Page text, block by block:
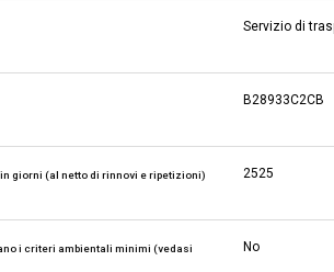
Servizio di
B28933C2CB
giorni (al netto di rinnovi e ripetizioni) 2525
i criteri ambientali minimi (vedasi
No